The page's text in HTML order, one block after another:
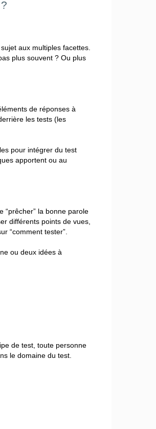
aux multiples facettes.
plus souvent ? Ou plus
de réponses à
les tests (les
pour intégrer du test
apportent ou au
“prêcher” la bonne parole
différents points de vues,
“comment tester”.
ou deux idées à
de test, toute personne
le domaine du test.